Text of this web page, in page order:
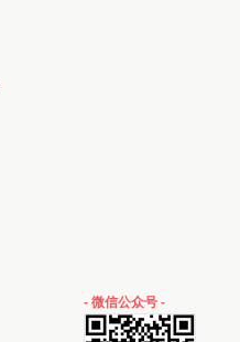
- 微信公众号 -